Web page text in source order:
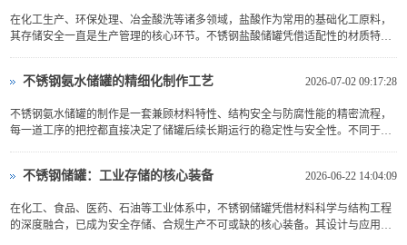
在化工生产、环保处理、冶金酸洗等诸多领域，盐酸作为常用的基础化工原料，
其存储安全一直是生产管理的核心环节。不锈钢盐酸储罐凭借适配性的材质特性
2026-07-02 09:17:28
不锈钢氨水储罐的精细化制作工艺
不锈钢氨水储罐的制作是一套兼顾材料特性、结构安全与防腐性能的精密流程，
每一道工序的把控都直接决定了储罐后续长期运行的稳定性与安全性。不同于普
2026-06-22 14:04:09
不锈钢储罐：工业存储的核心装备
在化工、食品、医药、石油等工业体系中，不锈钢储罐凭借材料科学与结构工程
的深度融合，已成为安全存储、合规生产不可或缺的核心装备。其设计与应用需